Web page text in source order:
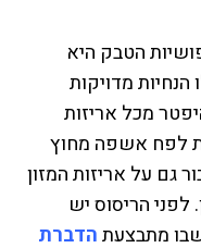
הטבק היא
מדויקות
מכל אריזות
לפח אשפה מחוץ
גם על אריזות המזון
הריסוס יש
מתבצעתהדברת